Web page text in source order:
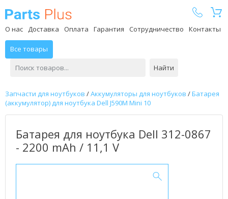
О нас Доставка Оплата Гарантия Сотрудничество Контакты
Все товары
Найти
Запчасти для ноутбуков /Аккумуляторы для ноутбуков /Батарея
(аккумулятор) для ноутбука Dell J590M Mini 10
Батарея для ноутбука Dell 312-0867
- 2200 mAh / 11,1 V